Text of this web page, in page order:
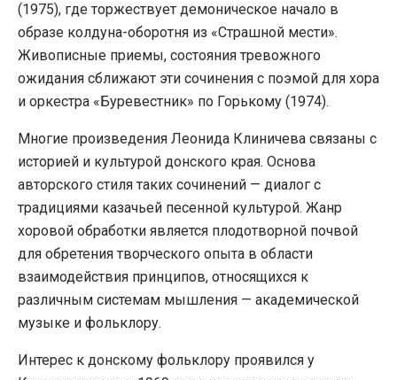
(1975), где торжествует демоническое начало в
образе колдуна-оборотня из «Страшной мести».
Живописные приемы, состояния тревожного
ожидания сближают эти сочинения с поэмой для хора
и оркестра «Буревестник» по Горькому (1974).
Многие произведения Леонида Клиничева связаны с
историей и культурой донского края. Основа
авторского стиля таких сочинений — диалог с
традициями казачьей песенной культурой. Жанр
хоровой обработки является плодотворной почвой
для обретения творческого опыта в области
взаимодействия принципов, относящихся к
различным системам мышления — академической
музыке и фольклору.
Интерес к донскому фольклору проявился у